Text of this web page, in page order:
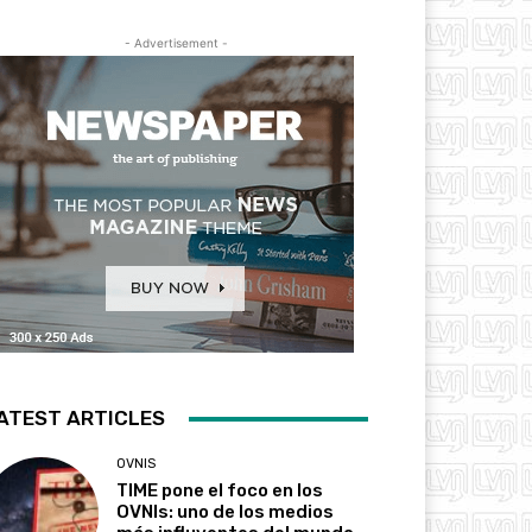
- Advertisement -
ARTICLES
OVNIS
TIME pone el foco en los
OVNIs: uno de los medios